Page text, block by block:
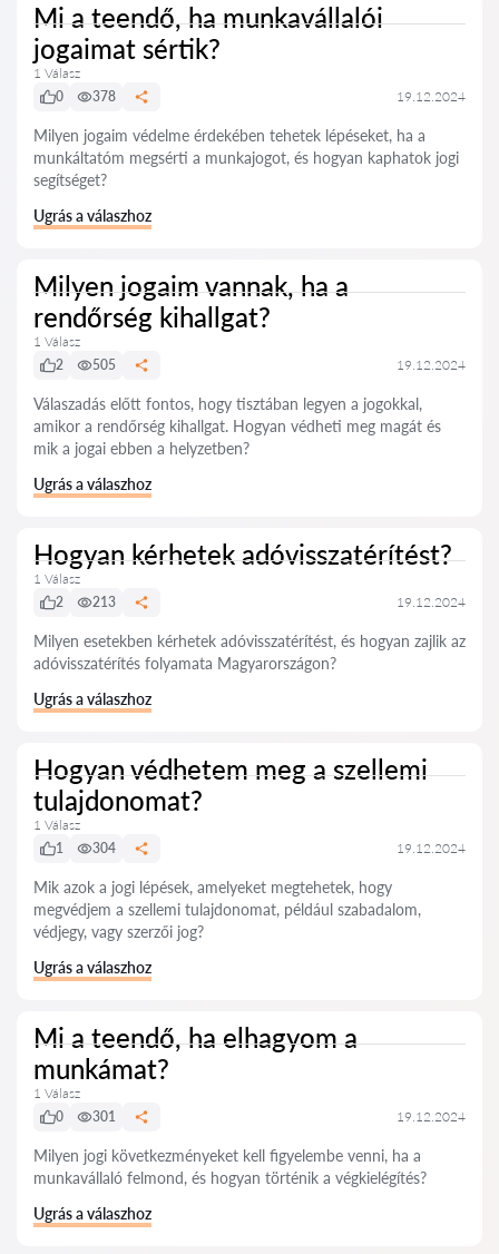
Mi a teendő, ha munkavállalói
jogaimat sértik?
1 Válasz
0
378 19.12.2024
Milyen jogaim védelme érdekében tehetek lépéseket, ha a
munkáltatóm megsérti a munkajogot, és hogyan kaphatok jogi
segítséget?
Ugrás a válaszhoz
Milyen jogaim vannak, ha a
rendőrség kihallgat?
1 Válasz
2
505 19.12.2024
Válaszadás előtt fontos, hogy tisztában legyen a jogokkal,
amikor a rendőrség kihallgat. Hogyan védheti meg magát és
mik a jogai ebben a helyzetben?
Ugrás a válaszhoz
Hogyan kérhetek adóvisszatérítést?
1 Válasz
2
213 19.12.2024
Milyen esetekben kérhetek adóvisszatérítést, és hogyan zajlik az
adóvisszatérítés folyamata Magyarországon?
Ugrás a válaszhoz
Hogyan védhetem meg a szellemi
tulajdonomat?
1 Válasz
1
304 19.12.2024
Mik azok a jogi lépések, amelyeket megtehetek, hogy
megvédjem a szellemi tulajdonomat, például szabadalom,
védjegy, vagy szerzői jog?
Ugrás a válaszhoz
Mi a teendő, ha elhagyom a
munkámat?
1 Válasz
0
301 19.12.2024
Milyen jogi következményeket kell figyelembe venni, ha a
munkavállaló felmond, és hogyan történik a végkielégítés?
Ugrás a válaszhoz